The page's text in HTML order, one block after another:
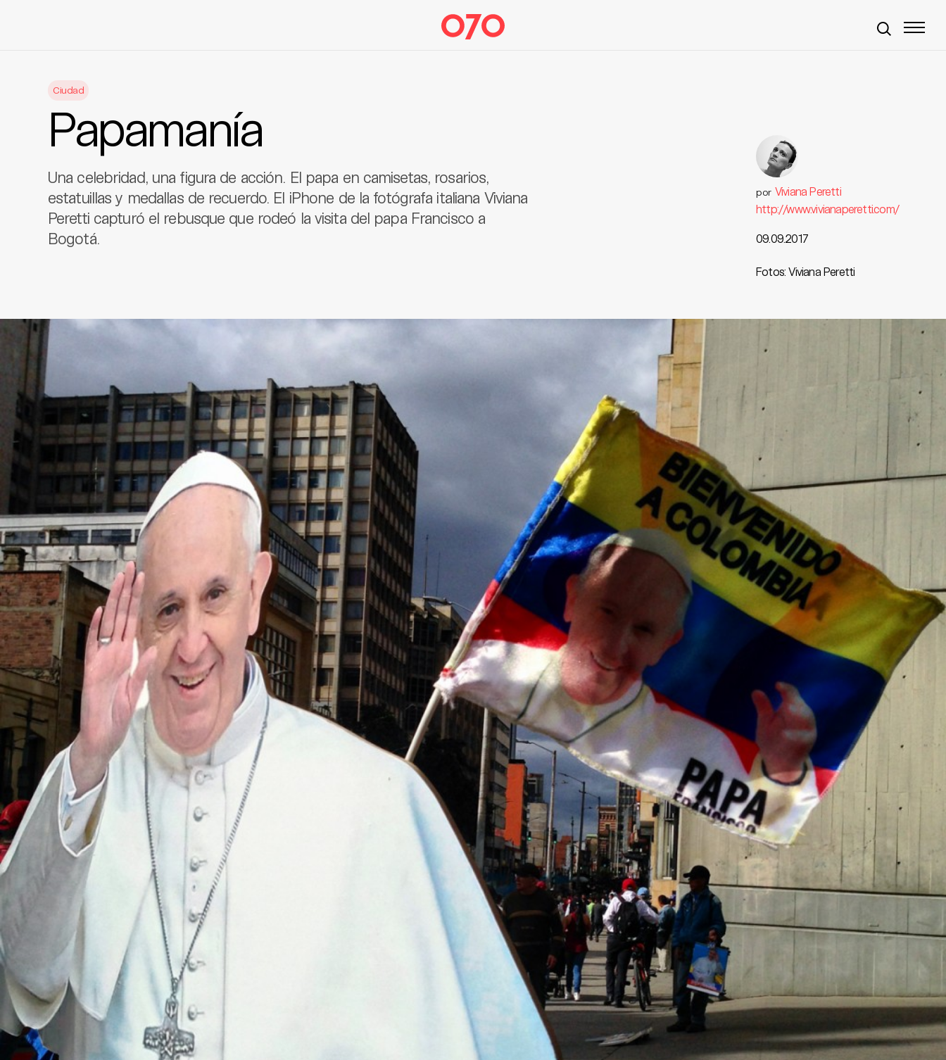
Ciudad
Papamanía
Una celebridad, una figura de acción. El papa en camisetas, rosarios,
estatuillas y medallas de recuerdo. El iPhone de la fotógrafa italiana Viviana
Peretti capturó el rebusque que rodeó la visita del papa Francisco a
Bogotá.
por Viviana Peretti
http://www.vivianaperetti.com/
09.09.2017
Fotos: Viviana Peretti